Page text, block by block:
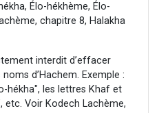
Élo-hékhème, Élo-
chapitre 8, Halakha
interdit d’effacer
d’Hachem. Exemple :
hékha", les lettres Khaf et
etc. Voir Kodech Lachème,